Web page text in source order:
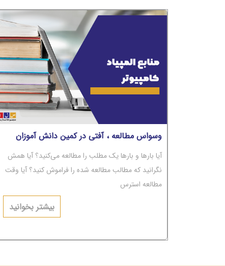
وسواس مطالعه ، آفتی در کمین دانش آموزان
آیا بارها و بارها یک مطلب را مطالعه می‌کنید؟ آیا همش
نگرانید که مطالب مطالعه شده را فراموش کنید؟ آیا وقت
مطالعه استرس
دارید و نگرانید؟ آیا با وجود بارها مطالعه، مطالب از ذهن‌تان
پاک می‌شوند؟ اگر جواب‌تان مثبت است، باید بگوییم شما
بیشتر بخوانید